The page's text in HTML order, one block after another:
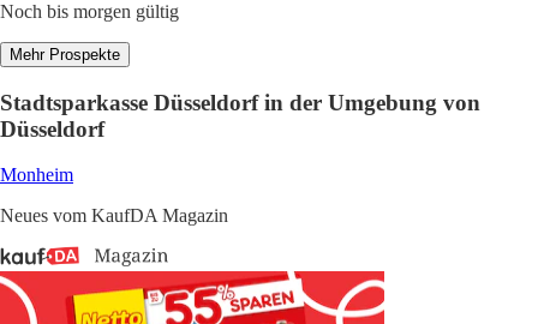
Noch bis morgen gültig
Mehr Prospekte
Stadtsparkasse Düsseldorf in der Umgebung von
Düsseldorf
Monheim
Neues vom KaufDA Magazin